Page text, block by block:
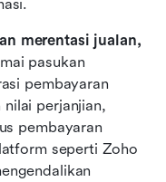
merentasi jualan,
pasukan
pembayaran
perjanjian,
pembayaran
seperti Zoho